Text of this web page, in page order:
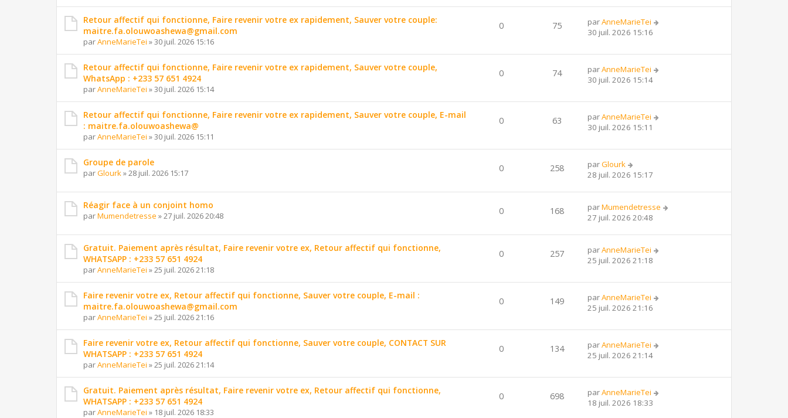
Retour affectif qui fonctionne, Faire revenir votre ex rapidement, Sauver votre couple:
maitre.fa.olouwoashewa@gmail.com
parAnneMarieTei »30 juil. 2026 15:16
0 75 parAnneMarieTei
30 juil. 2026 15:16
Retour affectif qui fonctionne, Faire revenir votre ex rapidement, Sauver votre couple,
WhatsApp : +233 57 651 4924
parAnneMarieTei »30 juil. 2026 15:14
0 74 parAnneMarieTei
30 juil. 2026 15:14
Retour affectif qui fonctionne, Faire revenir votre ex rapidement, Sauver votre couple, E-mail
: maitre.fa.olouwoashewa@
parAnneMarieTei »30 juil. 2026 15:11
0 63 parAnneMarieTei
30 juil. 2026 15:11
Groupe de parole
parGlourk »28 juil. 2026 15:17 0 258 parGlourk
28 juil. 2026 15:17
Réagir face à un conjoint homo
parMumendetresse »27 juil. 2026 20:48 0 168 parMumendetresse
27 juil. 2026 20:48
Gratuit. Paiement après résultat, Faire revenir votre ex, Retour affectif qui fonctionne,
WHATSAPP : +233 57 651 4924
parAnneMarieTei »25 juil. 2026 21:18
0 257 parAnneMarieTei
25 juil. 2026 21:18
Faire revenir votre ex, Retour affectif qui fonctionne, Sauver votre couple, E-mail :
maitre.fa.olouwoashewa@gmail.com
parAnneMarieTei »25 juil. 2026 21:16
0 149 parAnneMarieTei
25 juil. 2026 21:16
Faire revenir votre ex, Retour affectif qui fonctionne, Sauver votre couple, CONTACT SUR
WHATSAPP : +233 57 651 4924
parAnneMarieTei »25 juil. 2026 21:14
0 134 parAnneMarieTei
25 juil. 2026 21:14
Gratuit. Paiement après résultat, Faire revenir votre ex, Retour affectif qui fonctionne,
WHATSAPP : +233 57 651 4924
parAnneMarieTei » 18 juil. 2026 18:33
0 698 parAnneMarieTei
18 juil. 2026 18:33